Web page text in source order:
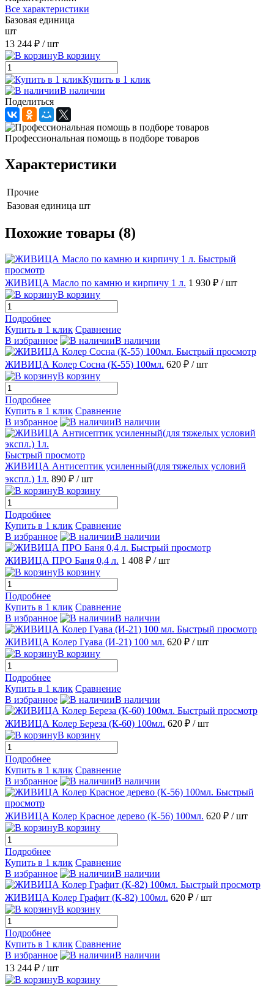
Все характеристики
Базовая единица
шт
13 244 ₽ / шт
В корзину
Купить в 1 клик
В наличии
Поделиться
Профессиональная помощь в подборе товаров
Характеристики
Прочие
Базовая единица шт
Похожие товары (8)
Быстрый
просмотр
ЖИВИЦА Масло по камню и кирпичу 1 л. 1 930 ₽ / шт
В корзину
Подробнее
Купить в 1 клик Сравнение
В избранное
В наличии
Быстрый просмотр
ЖИВИЦА Колер Сосна (К-55) 100мл. 620 ₽ / шт
В корзину
Подробнее
Купить в 1 клик Сравнение
В избранное
В наличии
Быстрый просмотр
ЖИВИЦА Антисептик усиленный(для тяжелых условий
экспл.) 1л. 890 ₽ / шт
В корзину
Подробнее
Купить в 1 клик Сравнение
В избранное
В наличии
Быстрый просмотр
ЖИВИЦА ПРО Баня 0,4 л. 1 408 ₽ / шт
В корзину
Подробнее
Купить в 1 клик Сравнение
В избранное
В наличии
Быстрый просмотр
ЖИВИЦА Колер Гуава (И-21) 100 мл. 620 ₽ / шт
В корзину
Подробнее
Купить в 1 клик Сравнение
В избранное
В наличии
Быстрый просмотр
ЖИВИЦА Колер Береза (К-60) 100мл. 620 ₽ / шт
В корзину
Подробнее
Купить в 1 клик Сравнение
В избранное
В наличии
Быстрый
просмотр
ЖИВИЦА Колер Красное дерево (К-56) 100мл. 620 ₽ / шт
В корзину
Подробнее
Купить в 1 клик Сравнение
В избранное
В наличии
Быстрый просмотр
ЖИВИЦА Колер Графит (К-82) 100мл. 620 ₽ / шт
В корзину
Подробнее
Купить в 1 клик Сравнение
В избранное
В наличии
13 244 ₽ / шт
В корзину